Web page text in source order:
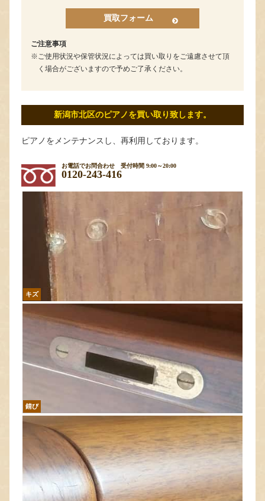
買取フォーム
ご注意事項
ご使用状況や保管状況によっては買い取りをご遠慮させて頂
く場合がございますので予めご了承ください。
新潟市北区のピアノを買い取り致します。
ピアノをメンテナンスし、再利用しております。
お電話でお問合わせ 受付時間 9:00～20:00
0120-243-416
キズ
錆び